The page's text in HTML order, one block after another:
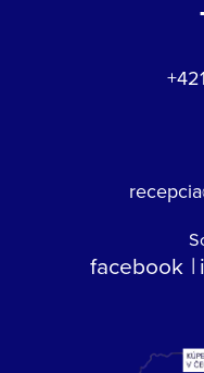
facebook